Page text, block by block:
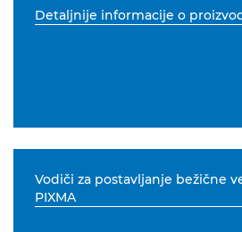
Detaljnije informacije o
Vodiči za postavljanje bežične
PIXMA